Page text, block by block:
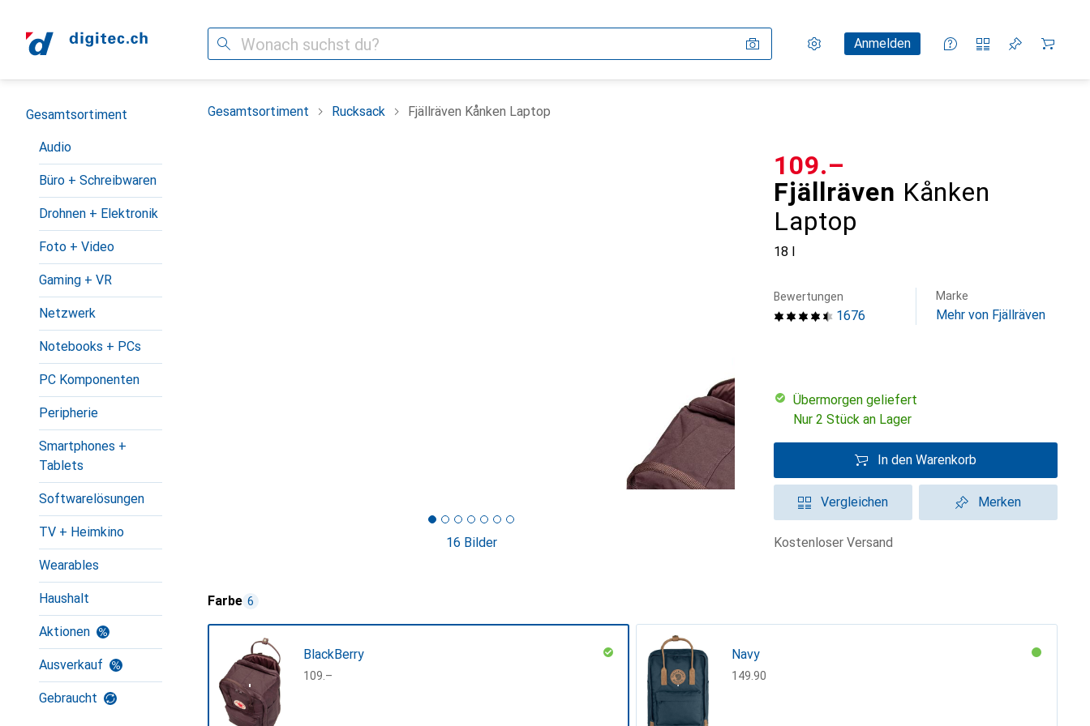
Suche Einstellungen
KundenkontoAnmelden
Vergleichslisten
Merklisten
Warenkorb
Navigation nach Kategorien
Gesamtsortiment
Audio
Büro + Schreibwaren
Drohnen + Elektronik
Foto + Video
Gaming + VR
Netzwerk
Notebooks + PCs
PC Komponenten
Peripherie
Smartphones +
Tablets
Softwarelösungen
TV + Heimkino
Wearables
Haushalt
Aktionen
Ausverkauf
Gebraucht
Gesamtsortiment Rucksack Fjällräven Kånken Laptop
16 Bilder
Fjällräven Kånken
Laptop
18 l
CHF
109.–
1676
Bewertungen Marke
Mehr von Fjällräven
übermorgen geliefert
Nur 2 Stück an Lager
In den Warenkorb
Vergleichen Merken
kostenloser Versand
Farbe 6
BlackBerry
CHF
109.–
Navy
CHF
149.90